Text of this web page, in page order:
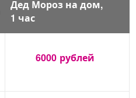
Дед Мороз на дом,
1 час
6000 рублей